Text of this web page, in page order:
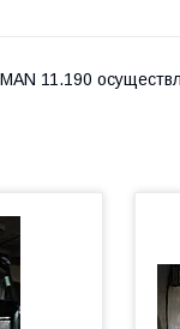
11.190